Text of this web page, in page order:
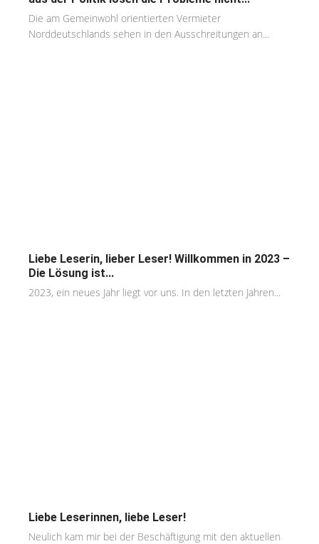
Die am Gemeinwohl orientierten Vermieter
Norddeutschlands sehen in den Ausschreitungen an...
Liebe Leserin, lieber Leser! Willkommen in 2023 –
Die Lösung ist...
2023, ein neues Jahr liegt vor uns. In den letzten Jahren...
Liebe Leserinnen, liebe Leser!
Neulich kam mir bei der Beschäftigung mit den aktuellen